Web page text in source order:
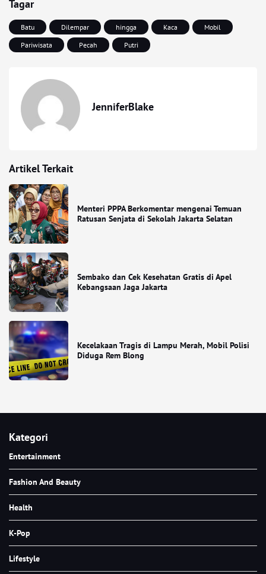
Tagar
Batu Dilempar hingga Kaca
Mobil
Pariwisata
Pecah Putri
JenniferBlake
Artikel Terkait
Menteri PPPA Berkomentar mengenai Temuan
Ratusan Senjata di Sekolah Jakarta Selatan
Sembako dan Cek Kesehatan Gratis di Apel
Kebangsaan Jaga Jakarta
Kecelakaan Tragis di Lampu Merah, Mobil Polisi
Diduga Rem Blong
Kategori
Entertainment
Fashion And Beauty
Health
K-Pop
Lifestyle